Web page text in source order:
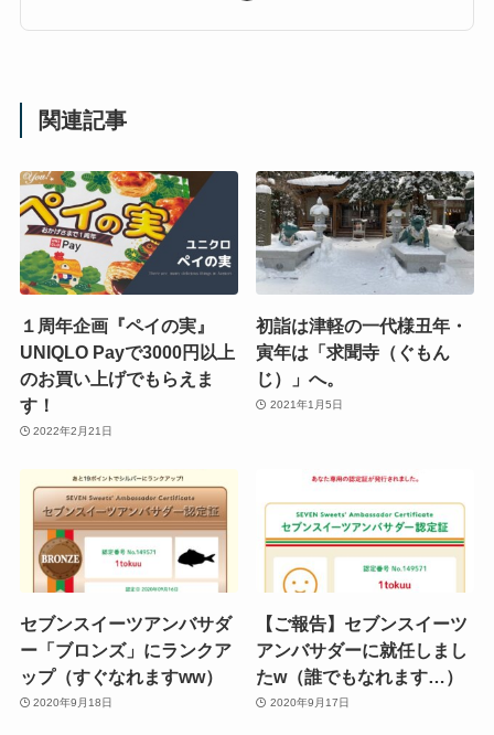
関連記事
１周年企画『ペイの実』
UNIQLO Payで3000円以上
のお買い上げでもらえま
す！
2022年2月21日
初詣は津軽の一代様丑年・
寅年は「求聞寺（ぐもん
じ）」へ。
2021年1月5日
セブンスイーツアンバサダ
ー「ブロンズ」にランクア
ップ（すぐなれますww）
2020年9月18日
【ご報告】セブンスイーツ
アンバサダーに就任しまし
たw（誰でもなれます…）
2020年9月17日